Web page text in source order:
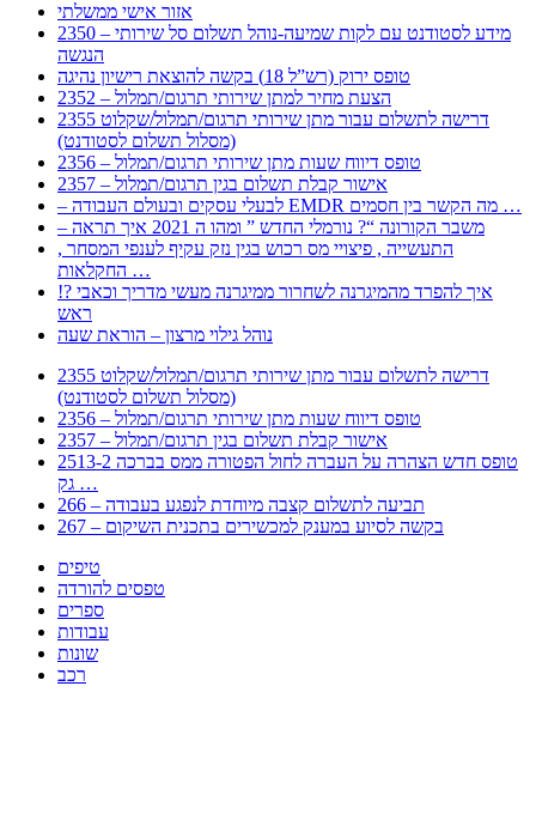
אזור אישי ממשלתי
2350 – מידע לסטודנט עם לקות שמיעה-נוהל תשלום סל שירותי
הנגשה
טופס ירוק (רש”ל 18) בקשה להוצאת רישיון נהיגה
2352 – הצעת מחיר למתן שירותי תרגום/תמלול
2355 דרישה לתשלום עבור מתן שירותי תרגום/תמלול/שקלוט
(מסלול תשלום לסטודנט)
2356 – טופס דיווח שעות מתן שירותי תרגום/תמלול
2357 – אישור קבלת תשלום בגין תרגום/תמלול
– לבעלי עסקים ובעולם העבודה EMDR מה הקשר בין חסמים …
– משבר הקורונה “? נורמלי החדש ” ומהו ה 2021 איך תראה
, התעשייה , פיצויי מס רכוש בגין נזק עקיף לענפי המסחר
החקלאות …
!? איך להפרד מהמיגרנה לשחרור ממיגרנה מעשי מדריך וכאבי
ראש
נוהל גילוי מרצון – הוראת שעה
2355 דרישה לתשלום עבור מתן שירותי תרגום/תמלול/שקלוט
(מסלול תשלום לסטודנט)
2356 – טופס דיווח שעות מתן שירותי תרגום/תמלול
2357 – אישור קבלת תשלום בגין תרגום/תמלול
2513-2 טופס חדש הצהרה על העברה לחול הפטורה ממס בברכה
גק …
266 – תביעה לתשלום קצבה מיוחדת לנפגע בעבודה
267 – בקשה לסיוע במענק למכשירים בתכנית השיקום
טיפים
טפסים להורדה
ספרים
עבודות
שונות
רכב